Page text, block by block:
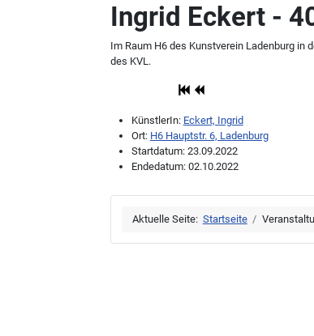
Ingrid Eckert -
Im Raum H6 des Kunstverein Ladenburg in
des KVL.
KünstlerIn: Eckert, Ingrid
Ort: H6 Hauptstr. 6, Ladenburg
Startdatum: 23.09.2022
Endedatum: 02.10.2022
Aktuelle Seite: Startseite